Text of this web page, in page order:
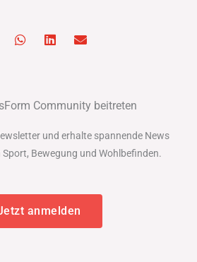
Community beitreten
und erhalte spannende News
Bewegung und Wohlbefinden.
anmelden